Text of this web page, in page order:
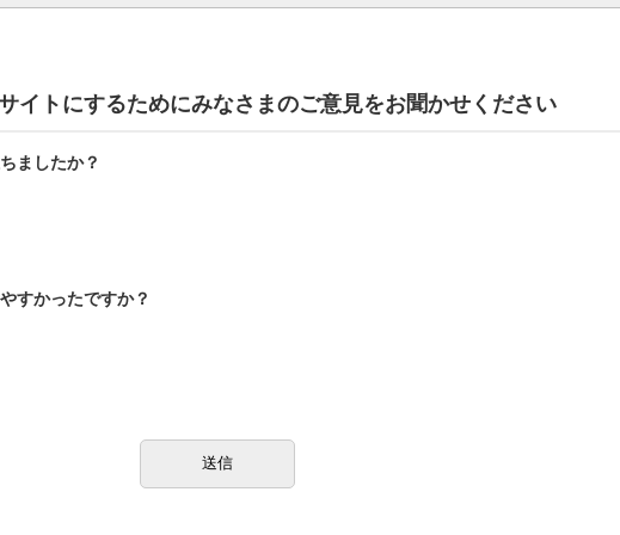
イトにするためにみなさまのご意見をお聞かせください
ましたか？
すかったですか？